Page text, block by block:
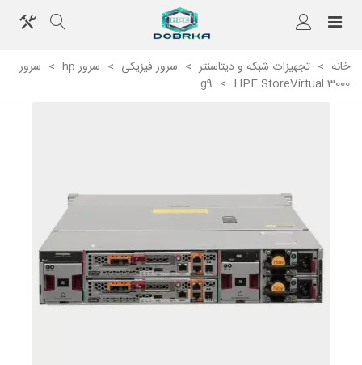
خانه > تجهیزات شبکه و دیتاسنتر > سرور فیزیکی > سرور hp > سرور
g9 > HPE StoreVirtual 3000